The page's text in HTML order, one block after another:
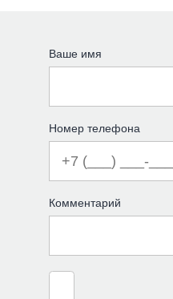
Ваше имя
Номер телефона
Комментарий